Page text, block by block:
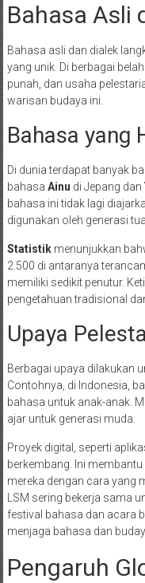
Bahasa Asli
Bahasa asli dan dialek
yang unik. Di berbagai
punah, dan usaha
warisan budaya ini.
Bahasa yang
Di dunia terdapat banyak
bahasa Ainu di Jepang dan
bahasa ini tidak lagi
digunakan oleh generasi
Statistikmenunjukkan
2.500 di antaranya
memiliki sedikit penutur.
pengetahuan tradisional
Upaya
Berbagai upaya dilakukan
Contohnya, di Indonesia,
bahasa untuk anak-anak.
ajar untuk generasi muda.
Proyek digital, seperti
berkembang. Ini
mereka dengan cara yang
LSM sering bekerja sama
festival bahasa dan acara
menjaga bahasa dan
Pengaruh